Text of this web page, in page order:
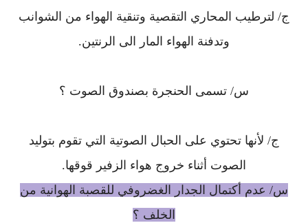
ج/ لترطيب المحاري التقصية وتنقية الهواء من الشوانب
وتدفنة الهواء المار الى الرنتين.
س/ تسمى الحنجرة بصندوق الصوت ؟
ج/ لأنها تحتوي على الحبال الصوتية التي تقوم بتوليد
الصوت أثناء خروج هواء الزفير قوقها.
س/ عدم أكتمال الجدار الغضروفي للقصبة الهوانية من
الخلف ؟